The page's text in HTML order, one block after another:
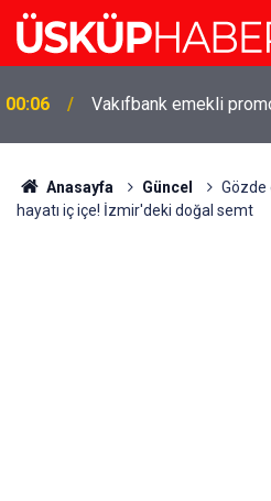
00:06 Vakıfbank emekli
19:21
Gözde oldu! Hem köy
İzmir'deki doğal semt
Anasayfa Güncel
Gözde
hayatı iç içe! İzmir'deki doğal semt